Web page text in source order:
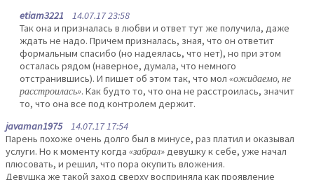
etiam3221 14.07.17 23:58
Так она и призналась в любви и ответ тут же получила, даже
ждать не надо. Причем призналась, зная, что он ответит
формальным спасибо (но надеялась, что нет), но при этом
осталась рядом (наверное, думала, что немного
отстранившись). И пишет об этом так, что мол «ожидаемо, не
расстроилась». Как будто то, что она не расстроилась, значит
то, что она все под контролем держит.
javaman197514.07.17 17:54
Парень похоже очень долго был в минусе, раз платил и оказывал
услуги. Но к моменту когда «забрал»девушку к себе, уже начал
плюсовать, и решил, что пора окупить вложения.
Девушка же такой заход сверху восприняла как проявление